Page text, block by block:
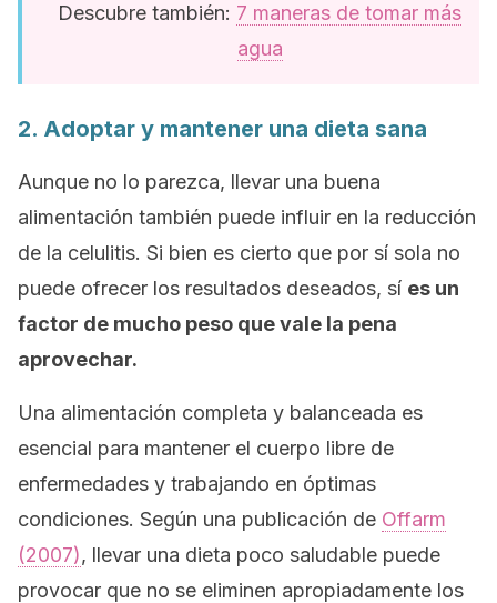
Descubre también: 7 maneras de tomar más
agua
2. Adoptar y mantener una dieta sana
Aunque no lo parezca, llevar una buena
alimentación también puede influir en la reducción
de la celulitis. Si bien es cierto que por sí sola no
puede ofrecer los resultados deseados, sí es un
factor de mucho peso que vale la pena
aprovechar.
Una alimentación completa y balanceada es
esencial para mantener el cuerpo libre de
enfermedades y trabajando en óptimas
condiciones. Según una publicación de Offarm
(2007), llevar una dieta poco saludable puede
provocar que no se eliminen apropiadamente los